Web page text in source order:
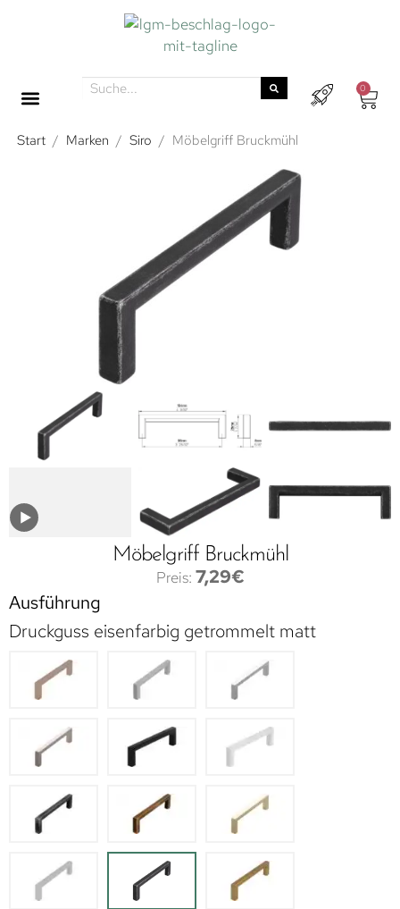
0
Start / Marken / Siro / Möbelgriff Bruckmühl
Möbelgriff Bruckmühl
7,29€
Ausführung
Druckguss eisenfarbig getrommelt matt